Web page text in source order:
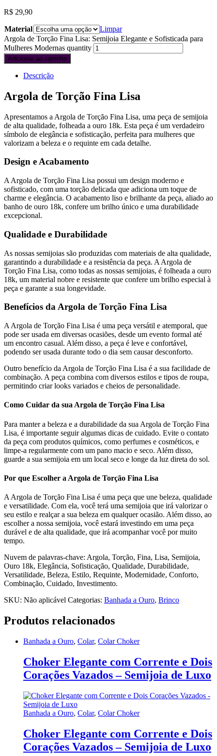
R$ 29,90
Material
Limpar
Argola de Torção Fina Lisa: Semijoia Elegante e Sofisticada para
Mulheres Modernas quantity
Adicionar ao carrinho
Descrição
Argola de Torção Fina Lisa
Apresentamos a Argola de Torção Fina Lisa, uma peça de semijoia
de alta qualidade, folheada a ouro 18k. Esta peça é um verdadeiro
símbolo de elegância e sofisticação, perfeita para mulheres que
valorizam a beleza e o requinte em cada detalhe.
Design e Acabamento
A Argola de Torção Fina Lisa possui um design moderno e
sofisticado, com uma torção delicada que adiciona um toque de
charme e elegância. O acabamento liso e brilhante da peça, aliado ao
banho de ouro 18k, confere um brilho único e uma durabilidade
excepcional.
Qualidade e Durabilidade
As nossas semijoias são produzidas com materiais de alta qualidade,
garantindo a durabilidade e a resistência da peça. A Argola de
Torção Fina Lisa, como todas as nossas semijoias, é folheada a ouro
18k, um material nobre e resistente que confere um brilho especial à
peça e garante a sua longevidade.
Benefícios da Argola de Torção Fina Lisa
A Argola de Torção Fina Lisa é uma peça versátil e atemporal, que
pode ser usada em diversas ocasiões, desde um evento formal até
um encontro casual. Além disso, a peça é leve e confortável,
podendo ser usada durante todo o dia sem causar desconforto.
Outro benefício da Argola de Torção Fina Lisa é a sua facilidade de
combinação. A peça combina com diversos estilos e tipos de roupa,
permitindo criar looks variados e cheios de personalidade.
Como Cuidar da sua Argola de Torção Fina Lisa
Para manter a beleza e a durabilidade da sua Argola de Torção Fina
Lisa, é importante seguir algumas dicas de cuidado. Evite o contato
da peça com produtos químicos, como perfumes e cosméticos, e
limpe-a regularmente com um pano macio e seco. Além disso,
guarde a sua semijoia em um local seco e longe da luz direta do sol.
Por que Escolher a Argola de Torção Fina Lisa
A Argola de Torção Fina Lisa é uma peça que une beleza, qualidade
e versatilidade. Com ela, você terá uma semijoia que irá valorizar o
seu estilo e realçar a sua beleza em qualquer ocasião. Além disso, ao
escolher a nossa semijoia, você estará investindo em uma peça
durável e de alta qualidade, que irá acompanhar você por muito
tempo.
Nuvem de palavras-chave: Argola, Torção, Fina, Lisa, Semijoia,
Ouro 18k, Elegância, Sofisticação, Qualidade, Durabilidade,
Versatilidade, Beleza, Estilo, Requinte, Modernidade, Conforto,
Combinação, Cuidado, Investimento.
SKU: Não aplicável Categorias: Banhada a Ouro, Brinco
Produtos relacionados
Banhada a Ouro, Colar, Colar Choker
Choker Elegante com Corrente e Dois
Corações Vazados – Semijoia de Luxo
Banhada a Ouro, Colar, Colar Choker
Choker Elegante com Corrente e Dois
Corações Vazados – Semijoia de Luxo